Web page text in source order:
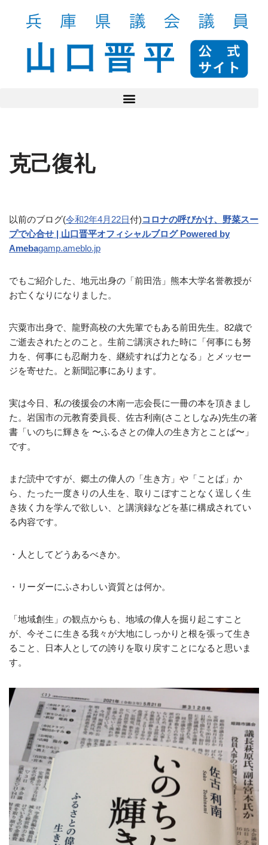
プ
克己復礼
以前のブログ(令和2年4月22日付)コロナの呼びかけ、野菜スー
プで心合せ | 山口晋平オフィシャルブログ Powered by
Amebagamp.ameblo.jp
でもご紹介した、地元出身の「前田浩」熊本大学名誉教授が
お亡くなりになりました。
宍粟市出身で、龍野高校の大先輩でもある前田先生。82歳で
ご逝去されたとのこと。生前ご講演された時に「何事にも努
力を、何事にも忍耐力を、継続すれば力となる」とメッセー
ジを寄せた。と新聞記事にあります。
実は今日、私の後援会の木南一志会長に一冊の本を頂きまし
た。岩国市の元教育委員長、佐古利南(さことしなみ)先生の著
書「いのちに輝きを 〜ふるさとの偉人の生き方とことば〜」
です。
まだ読中ですが、郷土の偉人の「生き方」や「ことば」か
ら、たった一度きりの人生を、取りこぼすことなく逞しく生
き抜く力を学んで欲しい、と講演録などを基に構成されてい
る内容です。
・人としてどうあるべきか。
・リーダーにふさわしい資質とは何か。
「地域創生」の観点からも、地域の偉人を掘り起こすこと
が、今そこに生きる我々が大地にしっかりと根を張って生き
ること、日本人としての誇りを取り戻すことになると思いま
す。